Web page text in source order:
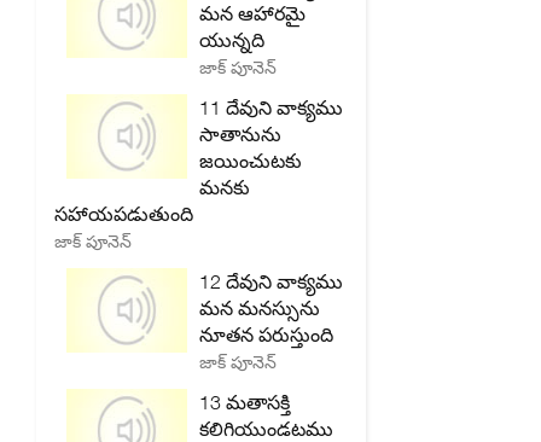
మన ఆహారమై
యున్నది
జాక్ పూనెన్
11 దేవుని వాక్యము
సాతానును
జయించుటకు
మనకు
సహాయపడుతుంది
జాక్ పూనెన్
12 దేవుని వాక్యము
మన మనస్సును
నూతన పరుస్తుంది
జాక్ పూనెన్
13 మతాసక్తి
కలిగియుండటము